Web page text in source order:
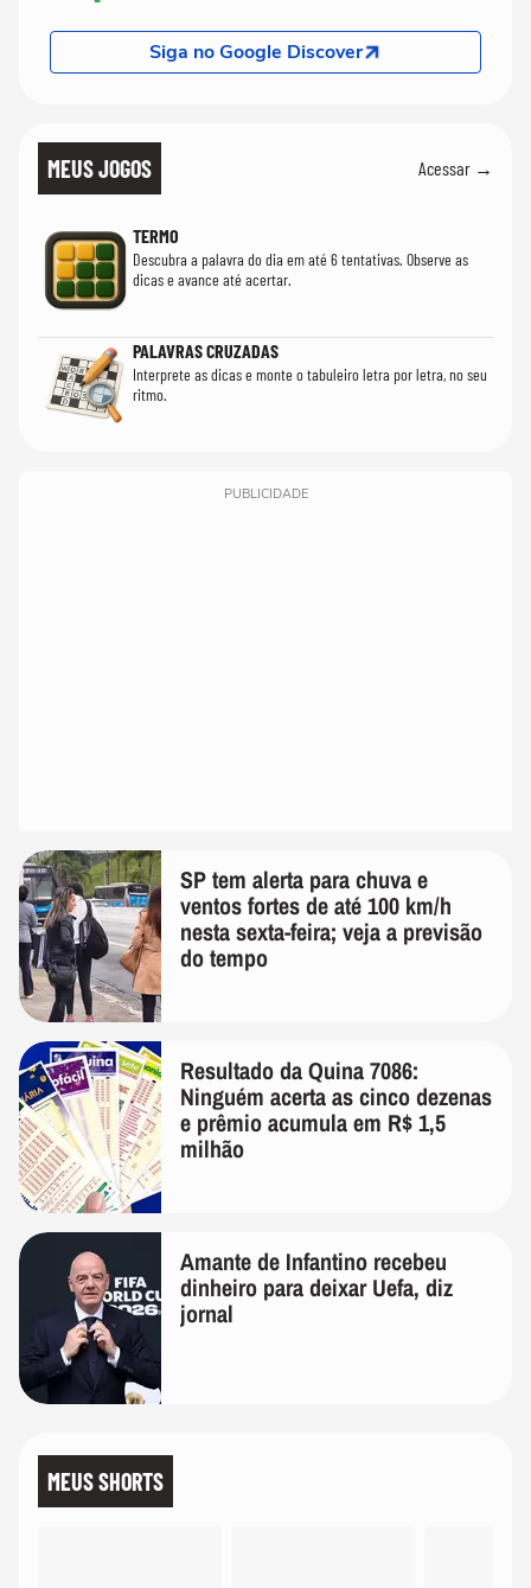
Siga no Google Discover
MEUS JOGOS Acessar →
TERMO
Descubra a palavra do dia em até 6 tentativas. Observe as
dicas e avance até acertar.
PALAVRAS CRUZADAS
Interprete as dicas e monte o tabuleiro letra por letra, no seu
ritmo.
PUBLICIDADE
SP tem alerta para chuva e
ventos fortes de até 100 km/h
nesta sexta-feira; veja a previsão
do tempo
Resultado da Quina 7086:
Ninguém acerta as cinco dezenas
e prêmio acumula em R$ 1,5
milhão
Amante de Infantino recebeu
dinheiro para deixar Uefa, diz
jornal
MEUS SHORTS